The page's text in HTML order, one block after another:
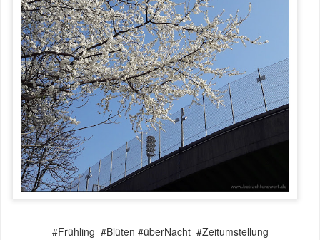
#Frühling #Blüten #überNacht #Zeitumstellung